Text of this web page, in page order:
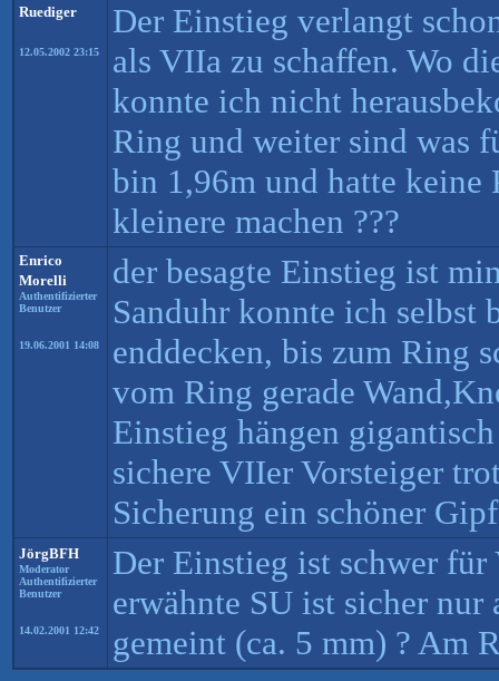
Ruediger
12.05.2002 23:15
Der Einstieg verlangt
als VIIa zu schaffen. Wo
konnte ich nicht
Ring und weiter sind was
bin 1,96m und hatte keine
kleinere machen ???
Enrico
Morelli
Authentifizierter
Benutzer
19.06.2001 14:08
der besagte Einstieg ist
Sanduhr konnte ich selbst
enddecken, bis zum Ring
vom Ring gerade
Einstieg hängen
sichere VIIer Vorsteiger
Sicherung ein schöner
JörgBFH
Moderator
Authentifizierter
Benutzer
14.02.2001 12:42
Der Einstieg ist schwer
erwähnte SU ist sicher
gemeint (ca. 5 mm) ? Am